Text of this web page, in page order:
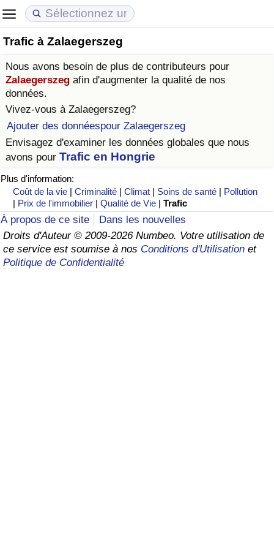
Trafic à Zalaegerszeg
Nous avons besoin de plus de contributeurs pour
Zalaegerszeg afin d'augmenter la qualité de nos
données.
Vivez-vous à Zalaegerszeg?
Ajouter des donnéespour Zalaegerszeg
Envisagez d'examiner les données globales que nous
avons pour Trafic en Hongrie
Plus d'information:
Coût de la vie |Criminalité |Climat | Soins de santé | Pollution
| Prix de l'immobilier |Qualité de Vie |Trafic
À propos de ce site
Dans les nouvelles
Droits d'Auteur © 2009-2026 Numbeo. Votre utilisation de
ce service est soumise à nos Conditions d'Utilisation et
Politique de Confidentialité
Coût de la vie
Indice du Coût de la Vie (Actuel)
Indice du Coût de la Vie
Indice du coût de la vie par pays
à Akaba
Prix de l'immobilier
Indice des Prix de l'immobilier (Actuel)
Indice des Prix de l'immobilier
Indice des Prix de l'immobilier par Pays
Qualité de Vie
Indice de Qualité de Vie
Indice de Qualité de Vie (Actuel)
Indice de qualité de vie par pays
Criminalité
Indice de Criminalité (Actuel)
Indice de Criminalité
Indice de criminalité par pays